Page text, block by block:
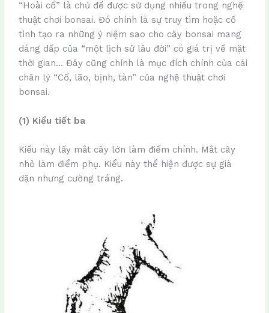
“Hoài cổ” là chủ đề được sử dụng nhiều trong nghệ
thuật chơi bonsai. Đó chính là sự truy tìm hoặc cố
tình tạo ra những ý niệm sao cho cây bonsai mang
dáng dấp của “một lịch sử lâu đời” có giá trị về mặt
thời gian… Đây cũng chính là mục đích chính của cái
chân lý “Cổ, lão, bịnh, tàn” của nghệ thuật chơi
bonsai.
(1) Kiểu tiết ba
Kiểu này lấy mắt cây lớn làm điểm chính. Mắt cây
nhỏ làm điểm phụ. Kiểu này thể hiện được sự già
dặn nhưng cường tráng.